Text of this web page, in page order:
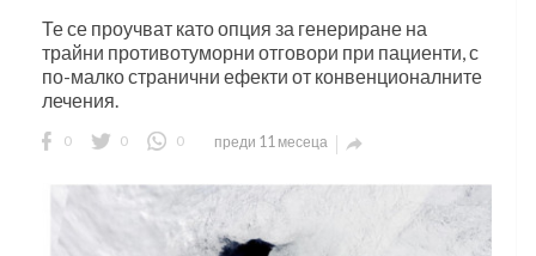
Те се проучват като опция за генериране на
трайни противотуморни отговори при пациенти, с
по-малко странични ефекти от конвенционалните
лечения.
0 0 0 преди 11 месеца 